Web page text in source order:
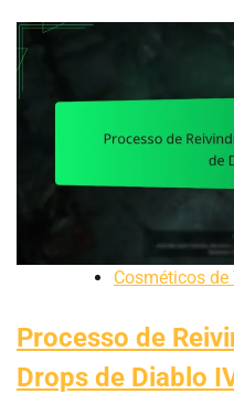
Cosméticos
Processo de
Drops de Diablo